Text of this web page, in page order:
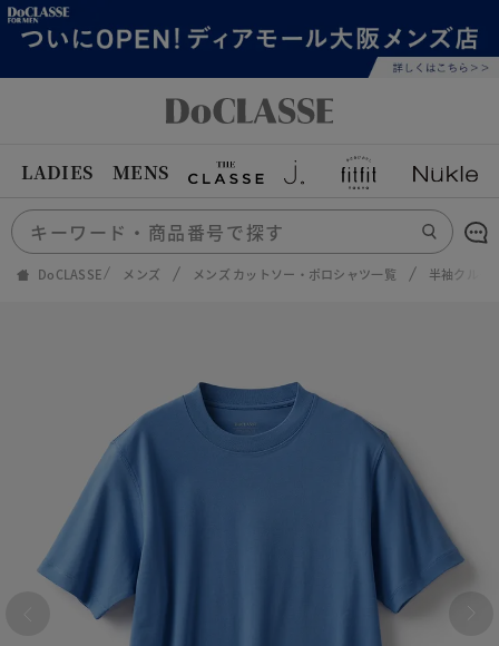
LADIES MENS
DoCLASSE メンズ メンズ カットソー・ポロシャツ一覧 半袖クルー